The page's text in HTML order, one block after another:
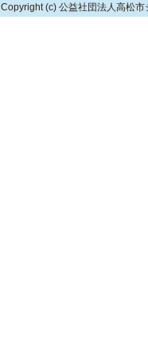
Copyright(c) 公益社団法人高松市